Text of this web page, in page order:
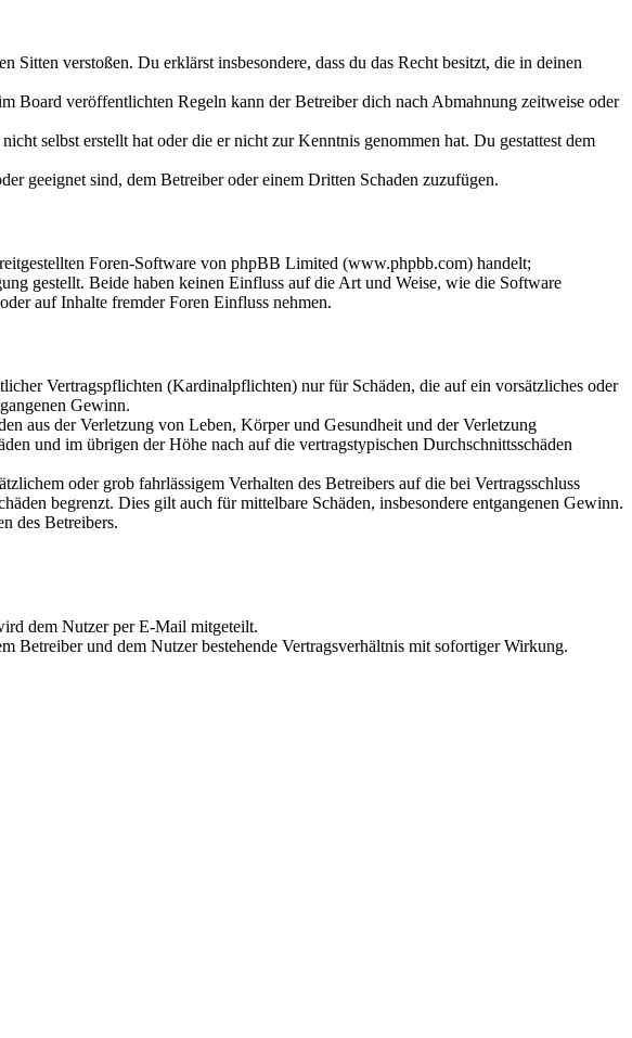
Sitten verstoßen. Du erklärst insbesondere, dass du das Recht besitzt, die in deinen
Board veröffentlichten Regeln kann der Betreiber dich nach Abmahnung zeitweise oder
selbst erstellt hat oder die er nicht zur Kenntnis genommen hat. Du gestattest dem
geeignet sind, dem Betreiber oder einem Dritten Schaden zuzufügen.
Foren-Software von phpBB Limited (www.phpbb.com) handelt;
gestellt. Beide haben keinen Einfluss auf die Art und Weise, wie die Software
auf Inhalte fremder Foren Einfluss nehmen.
Vertragspflichten (Kardinalpflichten) nur für Schäden, die auf ein vorsätzliches oder
Gewinn.
aus der Verletzung von Leben, Körper und Gesundheit und der Verletzung
und im übrigen der Höhe nach auf die vertragstypischen Durchschnittsschäden
oder grob fahrlässigem Verhalten des Betreibers auf die bei Vertragsschluss
begrenzt. Dies gilt auch für mittelbare Schäden, insbesondere entgangenen Gewinn.
des Betreibers.
dem Nutzer per E-Mail mitgeteilt.
Betreiber und dem Nutzer bestehende Vertragsverhältnis mit sofortiger Wirkung.